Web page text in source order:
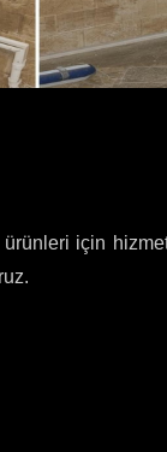
için